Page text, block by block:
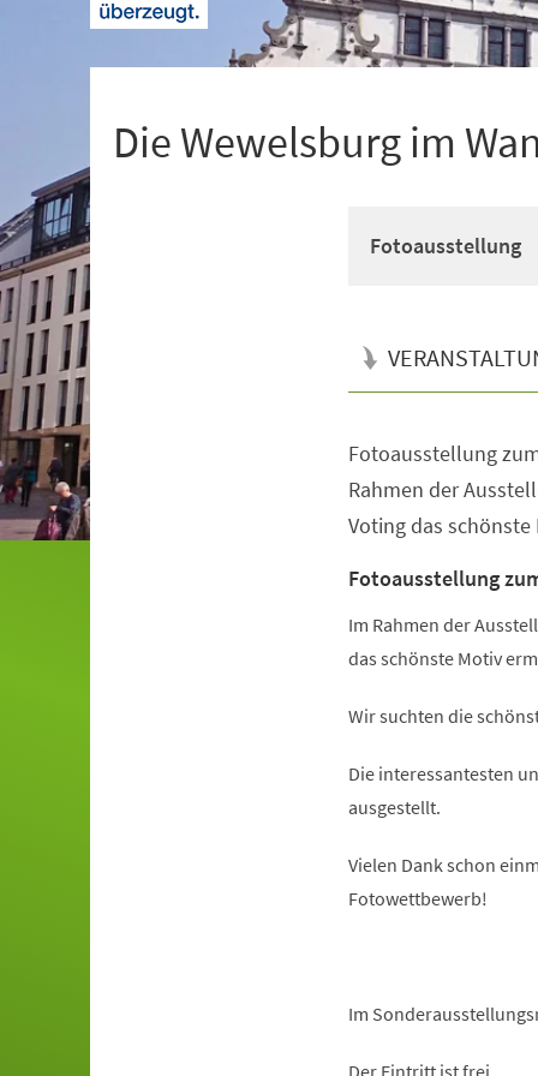
Die Wewelsburg im
Fotoausstellung
Fotoausstellung
Rahmen der
Voting das
Fotoausstellung
Im Rahmen der
das schönste Motiv
Wir suchten die
Die interessantesten
ausgestellt.
Vielen Dank schon
Fotowettbewerb!
Im
Der Eintritt ist frei